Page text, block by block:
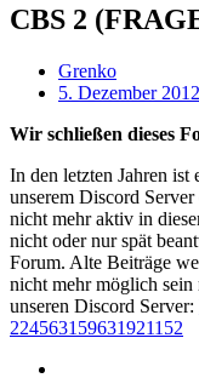
CBS 2
Grenko
5. Dezember 2012
Wir schließen dieses
In den letzten Jahren
unserem Discord
nicht mehr aktiv in
nicht oder nur spät
Forum. Alte Beiträge
nicht mehr möglich
unseren Discord Server:
224563159631921152